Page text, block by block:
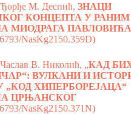
М. Деспић, ЗНАЦИ
КОНЦЕПТА У РАНИМ
MИОДРАГА ПАВЛОВИЋА
NasKg2150.359D)
В. Николић, „КАД
ВУЛКАНИ И
„КОД ХИПЕРБОРЕЈАЦА“
ЦРЊАНСКОГ
NasKg2150.371N)